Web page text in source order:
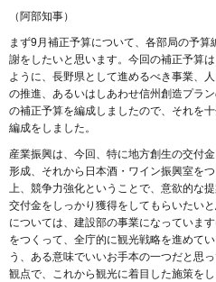
（阿部知事）
まず9月補正予算について、各部局の予
謝をしたいと思います。今回の補正予算
ように、長野県として進めるべき事業、
の推進、あるいはしあわせ信州創造プラ
の補正予算を編成しましたので、それを
編成をしました。
産業振興は、今回、特に地方創生の交付
形成、それから日本酒・ワイン振興室を
上、競争力強化ということで、意欲的な
交付金をしっかり獲得をしてもらいたい
については、建設部の事業になっていま
をつくって、全庁的に観光戦略を進めて
う、ある意味でいいお手本の一つだと思
観点で、これから観光に着目した施策を